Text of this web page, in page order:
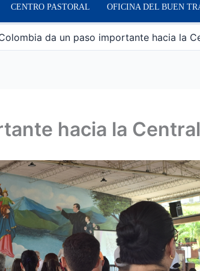
CENTRO PASTORAL OFICINA DEL BUEN
da un paso importante hacia la
hacia la